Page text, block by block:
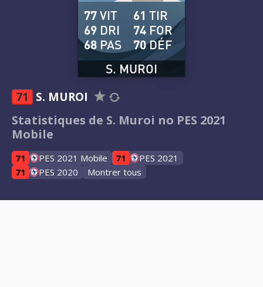
S. MUROI
77VIT
69 DRI
68 PAS
61 TIR
74 FOR
70DÉF
71 S. MUROI
Statistiques de S. Muroi no PES 2021
Mobile
71 PES 2021 Mobile 71
PES 2021
71
PES 2020 Montrer tous